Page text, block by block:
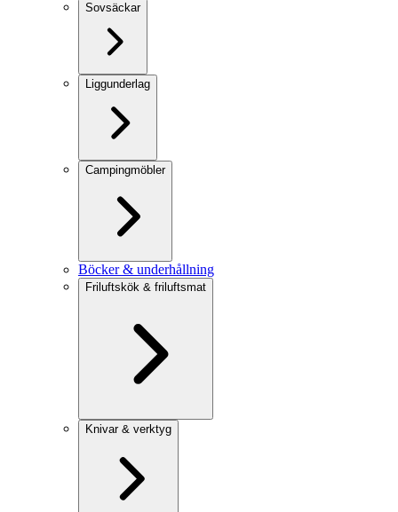
Sovsäckar
Liggunderlag
Campingmöbler
Böcker & underhållning
Friluftskök & friluftsmat
Knivar & verktyg